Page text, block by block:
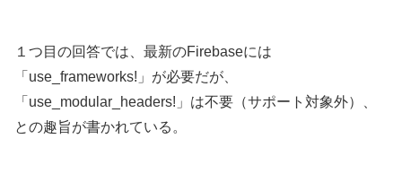
１つ目の回答では、最新のFirebaseには
「use_frameworks!」が必要だが、
「use_modular_headers!」は不要（サポート対象外）、
との趣旨が書かれている。